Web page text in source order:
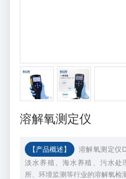
溶解氧测定仪
【产品概述】
溶解氧测定仪
淡⽔养殖、海⽔养殖、污⽔处
所、环境监测等⾏业的溶解氧检